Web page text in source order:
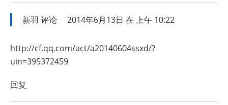
新羽 评论 2014年6月13日 在 上午 10:22
http://cf.qq.com/act/a20140604ssxd/?
uin=395372459
回复